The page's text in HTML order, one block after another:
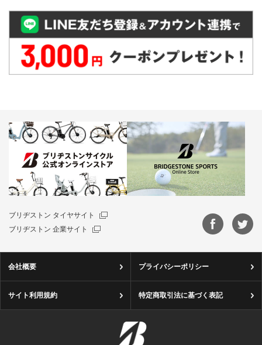
ブリヂストン タイヤサイト
ブリヂストン 企業サイト
会社概要 プライバシーポリシー
サイト利用規約 特定商取引法に基づく表記